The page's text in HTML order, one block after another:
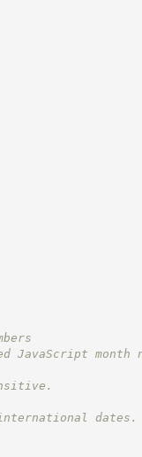
month
dates.